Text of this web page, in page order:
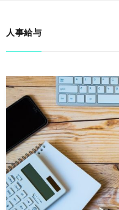
人事給与